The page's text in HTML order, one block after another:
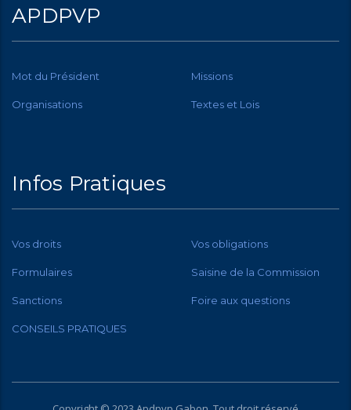
APDPVP
Mot du Président Missions
Organisations Textes et Lois
Infos Pratiques
Vos droits Vos obligations
Formulaires Saisine de la Commission
Sanctions Foire aux questions
CONSEILS PRATIQUES